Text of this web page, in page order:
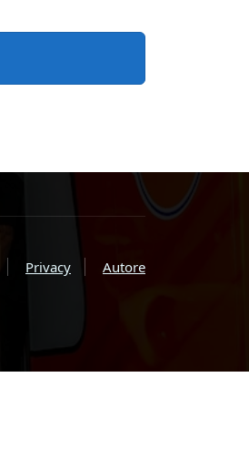
Privacy Autore